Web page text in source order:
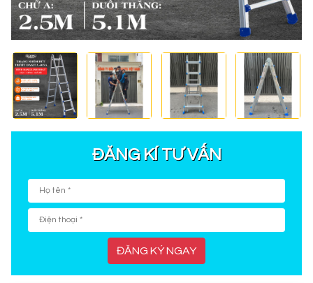
ĐĂNG KÍ TƯ VẤN
ĐĂNG KÝ NGAY